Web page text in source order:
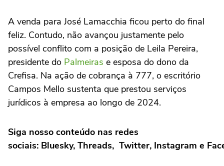
A venda para José Lamacchia ficou perto do final
feliz. Contudo, não avançou justamente pelo
possível conflito com a posição de Leila Pereira,
presidente do Palmeiras e esposa do dono da
Crefisa. Na ação de cobrança à 777, o escritório
Campos Mello sustenta que prestou serviços
jurídicos à empresa ao longo de 2024.
Siga nosso conteúdo nas redes
sociais: Bluesky, Threads, Twitter, Instagram e